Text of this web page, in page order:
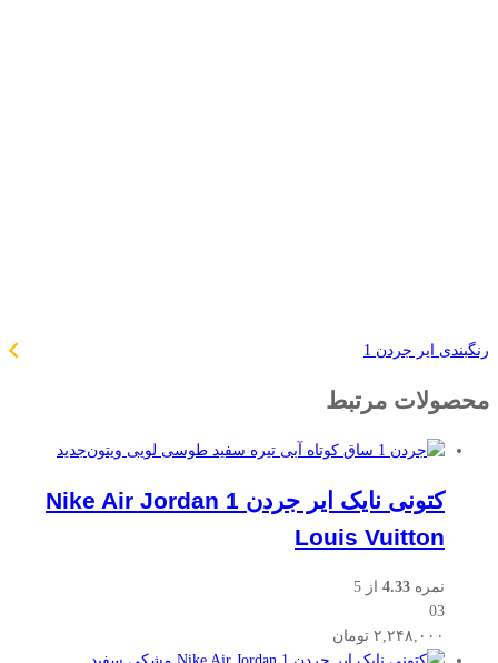
رنگبندی ایر جردن 1
محصولات مرتبط
جدید
کتونی نایک ایر جردن Nike Air Jordan 1
Louis Vuitton
نمره 4.33 از 5
03
۲,۲۴۸,۰۰۰ تومان